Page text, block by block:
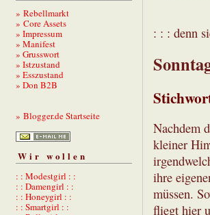
» Rebellmarkt
» Core Assets
» Impressum
» Manifest
» Grusswort
» Istzustand
» Esszustand
» Don B2B
» Blogger.de Startseite
Wir wollen
: : Modestgirl : :
: : Damengirl : :
: : Honeygirl : :
: : Smartgirl : :
: : : denn
Nachdem
kleiner
ihre
müssen.
fliegt hier